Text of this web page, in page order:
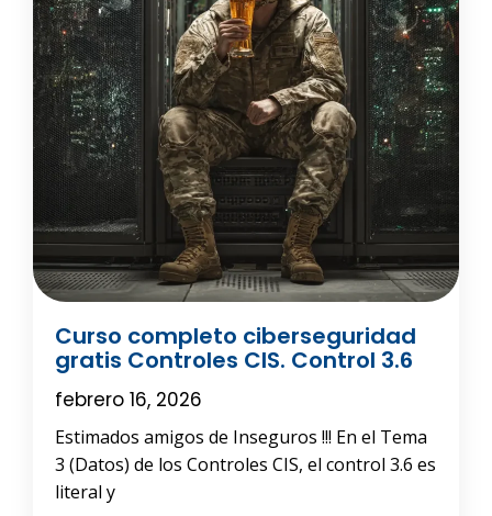
Curso completo ciberseguridad
gratis Controles CIS. Control 3.6
febrero 16, 2026
Estimados amigos de Inseguros !!! En el Tema
3 (Datos) de los Controles CIS, el control 3.6 es
literal y